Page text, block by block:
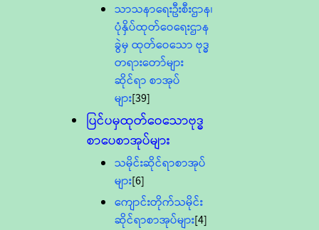
သာသနာရေးဦးစီးဌာန၊
ပုံနှိပ်ထုတ်ဝေရေးဌာန
ခွဲမှ ထုတ်ဝေသော ဗုဒ္ဓ
တရားတော်များ
ဆိုင်ရာ စာအုပ်
များ[39]
ပြင်ပမှထုတ်ဝေသောဗုဒ္ဓ
စာပေစာအုပ်များ
သမိုင်းဆိုင်ရာစာအုပ်
များ[6]
ကျောင်းတိုက်သမိုင်း
ဆိုင်ရာစာအုပ်များ[4]